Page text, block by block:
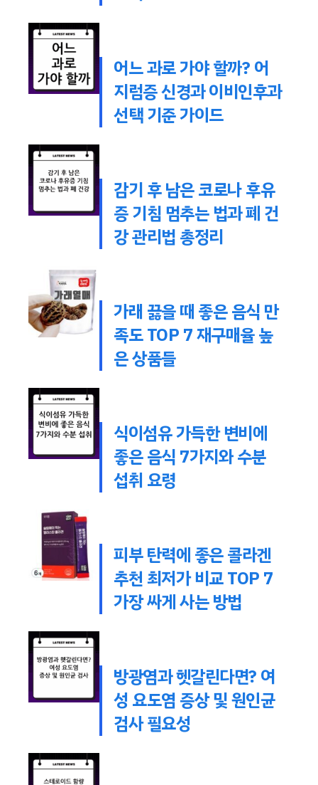
어느 과로 가야 할까? 어
지럼증 신경과 이비인후과
선택 기준 가이드
감기 후 남은 코로나 후유
증 기침 멈추는 법과 폐 건
강 관리법 총정리
가래 끓을 때 좋은 음식 만
족도 TOP 7 재구매율 높
은 상품들
식이섬유 가득한 변비에
좋은 음식 7가지와 수분
섭취 요령
피부 탄력에 좋은 콜라겐
추천 최저가 비교 TOP 7
가장 싸게 사는 방법
방광염과 헷갈린다면? 여
성 요도염 증상 및 원인균
검사 필요성